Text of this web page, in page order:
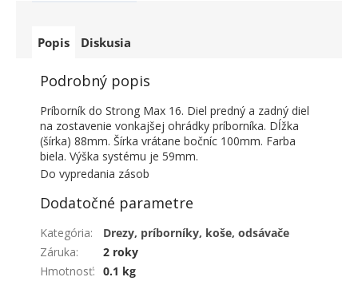
Popis Diskusia
Podrobný popis
Príborník do Strong Max 16. Diel predný a zadný diel
na zostavenie vonkajšej ohrádky príborníka. Dĺžka
(šírka) 88mm. Šírka vrátane bočníc 100mm. Farba
biela. Výška systému je 59mm.
Do vypredania zásob
Dodatočné parametre
Kategória:
Drezy, príborníky, koše, odsávače
Záruka:
2 roky
Hmotnosť: 0.1 kg